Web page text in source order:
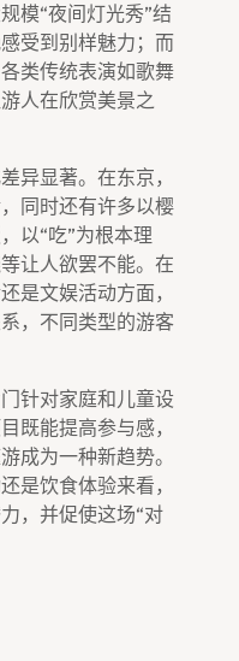
模“夜间灯光秀”结
受到别样魅力；而
类传统表演如歌舞
人在欣赏美景之
异显著。在东京，
同时还有许多以樱
以“吃”为根本理
让人欲罢不能。在
是文娱活动方面，
，不同类型的游客
针对家庭和儿童设
既能提高参与感，
成为一种新趋势。
是饮食体验来看，
，并促使这场“对